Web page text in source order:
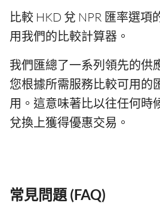
比較 HKD 兌 NPR 匯率選項
用我們的比較計算器。
我們匯總了一系列領先的供
您根據所需服務比較可用的
用。這意味著比以往任何時
兌換上獲得優惠交易。
常見問題 (FAQ)